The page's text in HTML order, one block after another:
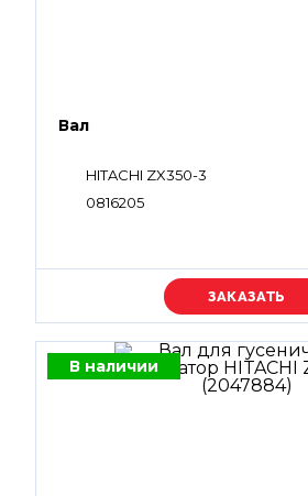
Вал
HITACHI ZX350-3
0816205
Уточняйте цену
В наличии